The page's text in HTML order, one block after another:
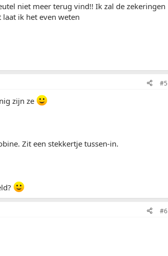
niet meer terug vind!! Ik zal de zekeringen
ik het even weten
#5
zijn ze
Zit een stekkertje tussen-in.
#6